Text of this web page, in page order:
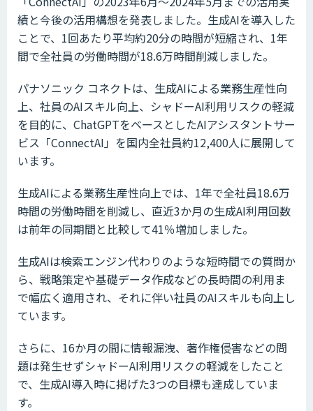
績と今後の活用構想を発表しました。生成AIを導入した
ことで、1回あたり平均約20分の時間が短縮され、1年
間で全社員の労働時間が18.6万時間削減しました。
パナソニック コネクトは、生成AIによる業務生産性向
上、社員のAIスキル向上、シャドーAI利用リスクの軽減
を目的に、ChatGPTをベースとしたAIアシスタントサー
ビス「ConnectAI」を国内全社員約12,400人に展開して
います。
生成AIによる業務生産性向上では、1年で全社員18.6万
時間の労働時間を削減し、直近3か月の生成AI利用回数
は前年の同期間と比較して41％増加しました。
生成AIは検索エンジン代わりのような短時間での質問か
ら、戦略策定や基礎データ作成などの長時間の利用ま
で幅広く適用され、それに伴い社員のAIスキルも向上し
ています。
さらに、16か月の間に情報漏洩、著作権侵害などの問
題は発生せずシャドーAI利用リスクの軽減をしたこと
で、生成AI導入時に掲げた3つの目標も達成していま
す。